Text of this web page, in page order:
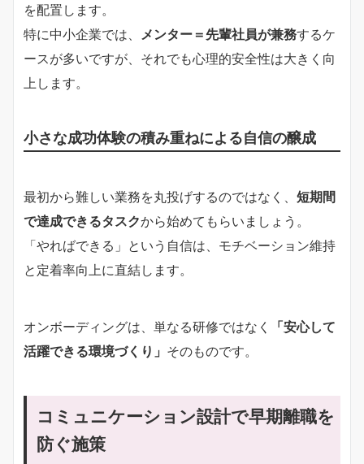
を配置します。
特に中小企業では、
メンター＝先輩社員が兼務するケ
ースが多いですが、それでも心理的安全性は大きく向
上します。
小さな成功体験の積み重ねによる自信の醸成
最初から難しい業務を丸投げするのではなく、 短期間
で達成できるタスクから始めてもらいましょう。
「やればできる」という自信は、モチベーション維持
と定着率向上に直結します。
オンボーディングは、単なる研修ではなく
「安心して
活躍できる環境づくり」 そのものです。
コミュニケーション設計で早期離職を
防ぐ施策